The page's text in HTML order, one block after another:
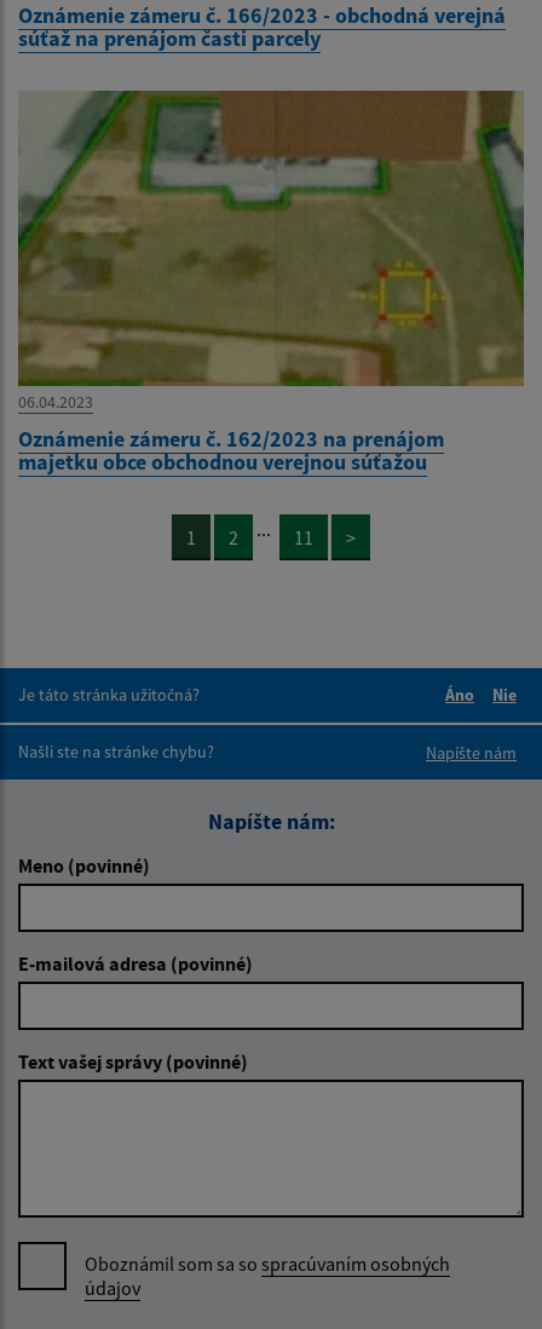
Oznámenie zámeru č. 166/2023 - obchodná verejná
súťaž na prenájom časti parcely
06.04.2023
Oznámenie zámeru č. 162/2023 na prenájom
majetku obce obchodnou verejnou súťažou
1 2 ... 11 >
Je táto stránka užitočná?
Áno
Nie
Našli ste na stránke chybu?
Napíšte nám
Napíšte nám:
Meno (povinné)
E-mailová adresa (povinné)
Text vašej správy (povinné)
Oboznámil som sa so spracúvaním osobných
údajov